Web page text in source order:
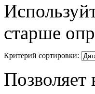
старше
Критерий сортировки:
Позволяет